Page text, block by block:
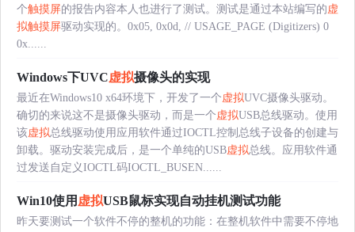
个触摸屏的报告内容本人也进行了测试。测试是通过本站编写的虚
拟触摸屏驱动实现的。0x05, 0x0d, // USAGE_PAGE (Digitizers) 0
0x......
Windows下UVC虚拟摄像头的实现
最近在Windows10 x64环境下，开发了一个虚拟UVC摄像头驱动。
确切的来说这不是摄像头驱动，而是一个虚拟USB总线驱动。使用
该虚拟总线驱动使用应用软件通过IOCTL控制总线子设备的创建与
卸载。驱动安装完成后，是一个单纯的USB虚拟总线。应用软件通
过发送自定义IOCTL码IOCTL_BUSEN......
Win10使用 虚拟USB鼠标实现自动挂机测试功能
昨天要测试一个软件不停的整机的功能：在整机软件中需要不停地